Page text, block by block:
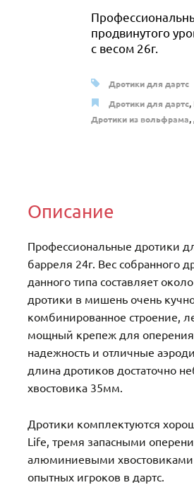
продвинутого
с весом 26г.
Дротики для дартс
Дротики для дартс,
Дротики из вольфрама,
Описание
Профессиональные дротики
барреля 24г. Вес собранного
данного типа составляет
дротики в мишень очень
комбинированное строение,
мощный крепеж для
надежность и отличные
длина дротиков достаточно
хвостовика 35мм.
Дротики комплектуются
Life, тремя запасными
алюминиевыми
опытных игроков в дартс.